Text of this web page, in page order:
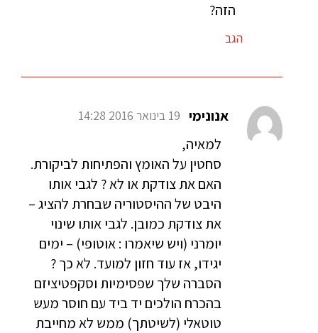
הזה?
הגב
אנונימי 19 בינואר 2016 14:28
למאיה,
סחטין על האומץ והפתיחות לביקורת.
האם את צודקת או לא ? לגבי אותו
היבט של ההיסטוריה שבחרת להציג –
את צודקת כמובן. לגבי אותו שינוי
יומרני (ויש שיאמרו : אוטופי) – ימים
יגידו, אז עוד חזון למועד. לא כך ?
הסברה שלך שפסימיות וסקפטיציזם
בהכרח הולכים יד ביד עם חוסר מעש
טוטאלי (לשיטתך) ממש לא מחייבת